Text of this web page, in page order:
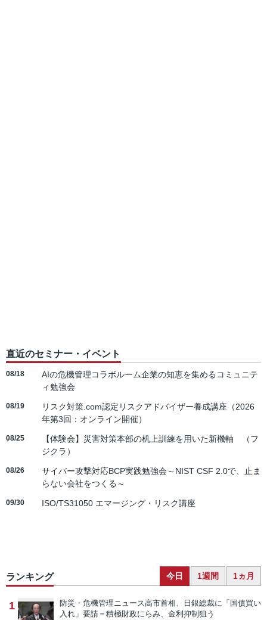
直近のセミナー・イベント
08/18
AIの危機管理コラボルーム企業の知恵を集めるコミュニテ
ィ勉強会
08/19
リスク対策.com認定リスクアドバイザー養成講座（2026
年第3回：オンライン開催）
08/25
【体験会】災害対策本部の机上訓練を用いた新機軸 （フ
ジクラ）
08/26
サイバー攻撃対応BCP実践勉強会～NIST CSF 2.0で、止ま
らない会社をつくる～
09/30 ISO/TS31050 エマージング・リスク講座
ランキング 今日 1週間 1ヵ月
1 防災・危機管理ニュース高市首相、日銀総裁に「国債買い
入れ」要請＝積極財政にらみ、金利抑制狙う